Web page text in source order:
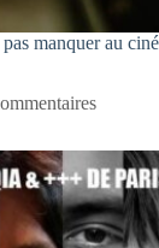
manquer au